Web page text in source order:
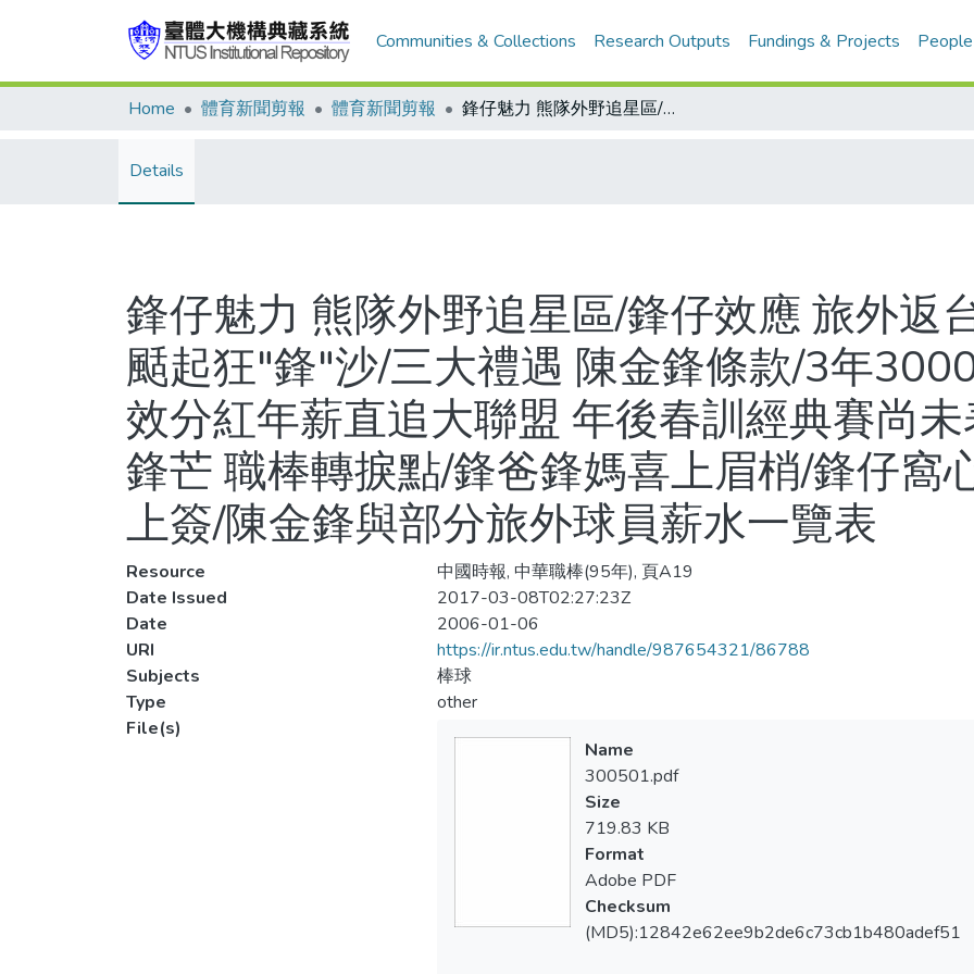
Communities & Collections Research Outputs Fundings & Projects People
Home 體育新聞剪報 體育新聞剪報 鋒仔魅力 熊隊外野追星區/鋒仔效應 旅外返台大利多/中職17年颳起狂"鋒"沙/三大禮遇 陳金鋒條款/3年3000萬 鋒仔第一等 績效分紅年薪直追大聯盟 年後春訓經典賽尚未表態/鋒仔指標 千萬鋒芒 職棒轉捩點/鋒爸鋒媽喜上眉梢/鋒仔窩心 包山包海首見上上簽/陳金鋒與部分旅外球員薪水一覽表
Details
鋒仔魅力 熊隊外野追星區/鋒仔效應 旅外返
颳起狂"鋒"沙/三大禮遇 陳金鋒條款/3年
效分紅年薪直追大聯盟 年後春訓經典賽尚
鋒芒 職棒轉捩點/鋒爸鋒媽喜上眉梢/鋒仔窩
上簽/陳金鋒與部分旅外球員薪水一覽表
Resource
中國時報, 中華職棒(95年), 頁A19
Date Issued
2017-03-08T02:27:23Z
Date
2006-01-06
URI
https://ir.ntus.edu.tw/handle/987654321/86788
Subjects
棒球
Type
other
File(s)
Name
300501.pdf
Size
719.83 KB
Format
Adobe PDF
Checksum
(MD5):12842e62ee9b2de6c73cb1b480adef51